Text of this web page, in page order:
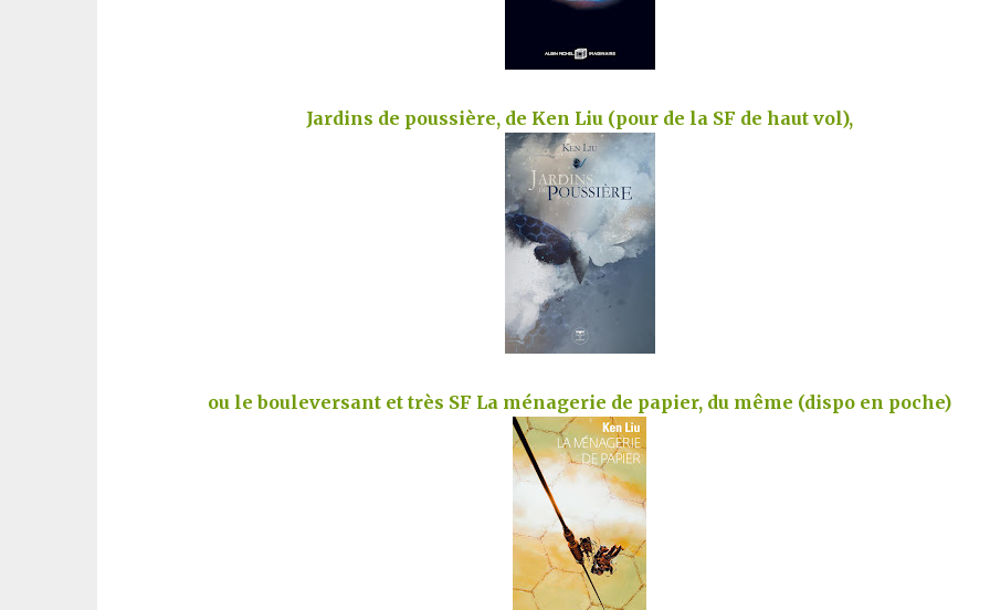
Jardins de poussière, de Ken Liu (pour de la SF de haut vol),
ou le bouleversant et très SF La ménagerie de papier, du même (dispo en poche)